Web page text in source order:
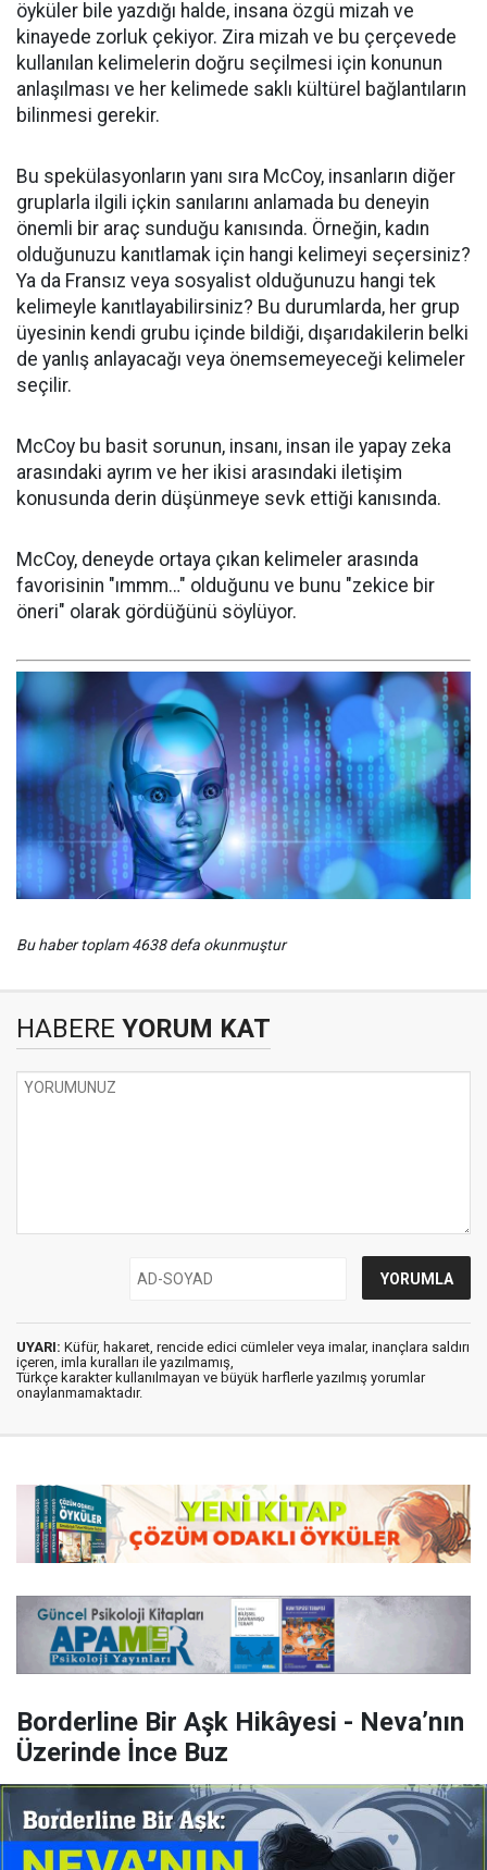
öyküler bile yazdığı halde, insana özgü mizah ve
kinayede zorluk çekiyor. Zira mizah ve bu çerçevede
kullanılan kelimelerin doğru seçilmesi için konunun
anlaşılması ve her kelimede saklı kültürel bağlantıların
bilinmesi gerekir.
Bu spekülasyonların yanı sıra McCoy, insanların diğer
gruplarla ilgili içkin sanılarını anlamada bu deneyin
önemli bir araç sunduğu kanısında. Örneğin, kadın
olduğunuzu kanıtlamak için hangi kelimeyi seçersiniz?
Ya da Fransız veya sosyalist olduğunuzu hangi tek
kelimeyle kanıtlayabilirsiniz? Bu durumlarda, her grup
üyesinin kendi grubu içinde bildiği, dışarıdakilerin belki
de yanlış anlayacağı veya önemsemeyeceği kelimeler
seçilir.
McCoy bu basit sorunun, insanı, insan ile yapay zeka
arasındaki ayrım ve her ikisi arasındaki iletişim
konusunda derin düşünmeye sevk ettiği kanısında.
McCoy, deneyde ortaya çıkan kelimeler arasında
favorisinin "ımmm…" olduğunu ve bunu "zekice bir
öneri" olarak gördüğünü söylüyor.
Bu haber toplam 4638 defa okunmuştur
HABERE YORUM KAT
UYARI: Küfür, hakaret, rencide edici cümleler veya imalar, inançlara saldırı
içeren, imla kuralları ile yazılmamış,
Türkçe karakter kullanılmayan ve büyük harflerle yazılmış yorumlar
onaylanmamaktadır.
Borderline Bir Aşk Hikâyesi - Neva’nın
Üzerinde İnce Buz